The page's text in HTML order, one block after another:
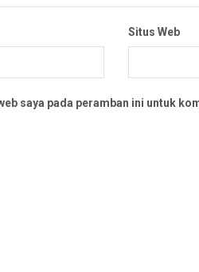
Situs Web
saya pada peramban ini untuk